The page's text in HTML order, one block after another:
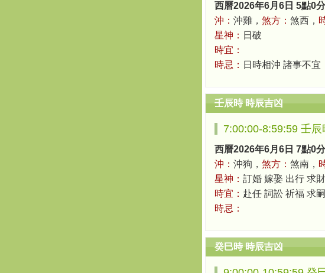
西曆2026年6月6日 5點0
沖： 沖雞， 煞方： 煞西，
星神： 日破
時宜：
時忌： 日時相沖 諸事不宜
壬辰時 時辰吉凶
7:00:00-8:59:59 壬辰
西曆2026年6月6日 7點0
沖： 沖狗， 煞方： 煞南，
星神： 訂婚 嫁娶 出行 求
時宜： 赴任 詞訟 祈福 求
時忌：
癸巳時 時辰吉凶